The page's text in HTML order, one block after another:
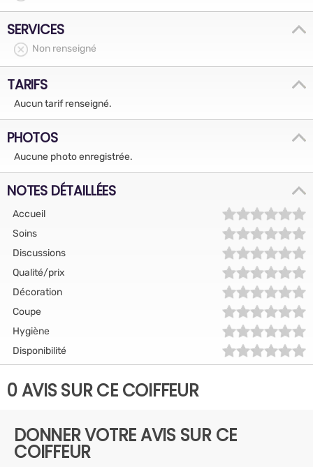
SERVICES
Non renseigné
TARIFS
Aucun tarif renseigné.
PHOTOS
Aucune photo enregistrée.
NOTES DÉTAILLÉES
Accueil
Soins
Discussions
Qualité/prix
Décoration
Coupe
Hygiène
Disponibilité
0 AVIS SUR CE COIFFEUR
DONNER VOTRE AVIS SUR CE
COIFFEUR